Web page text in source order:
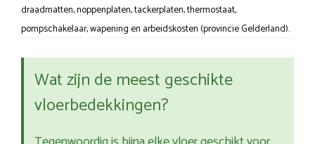
draadmatten, noppenplaten, tackerplaten, thermostaat,
pompschakelaar, wapening en arbeidskosten (provincie Gelderland).
Wat zijn de meest geschikte
vloerbedekkingen?